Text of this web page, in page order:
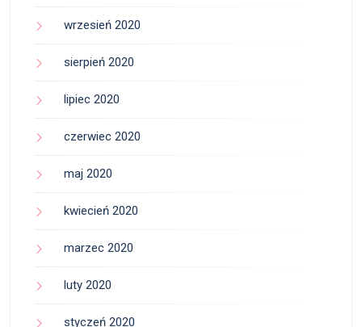
wrzesień 2020
sierpień 2020
lipiec 2020
czerwiec 2020
maj 2020
kwiecień 2020
marzec 2020
luty 2020
styczeń 2020